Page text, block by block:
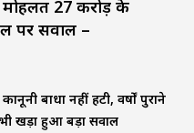
₹27 करोड़ के
पर सवाल –
बाधा नहीं हटी, वर्षों पुराने
भी खड़ा हुआ बड़ा सवाल